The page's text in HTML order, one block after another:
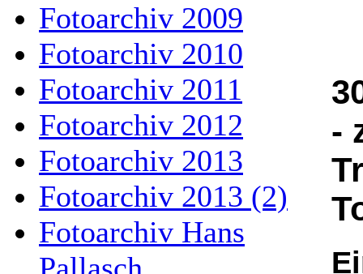
Fotoarchiv 2009
Fotoarchiv 2010
Fotoarchiv 2011
Fotoarchiv 2012
Fotoarchiv 2013
Fotoarchiv 2013 (2)
Fotoarchiv Hans
-